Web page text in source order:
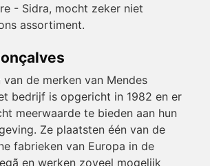
- Sidra, mocht zeker niet
assortiment.
van de merken van Mendes
bedrijf is opgericht in 1982 en er
meerwaarde te bieden aan hun
Ze plaatsten één van de
fabrieken van Europa in de
en werken zoveel mogelijk